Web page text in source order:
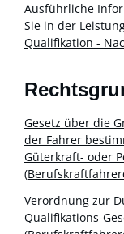
Ausführliche
Sie in der
Qualifikation -
Gesetz über die
der Fahrer
Güterkraft- oder
Verordnung zur
Qualifikations-